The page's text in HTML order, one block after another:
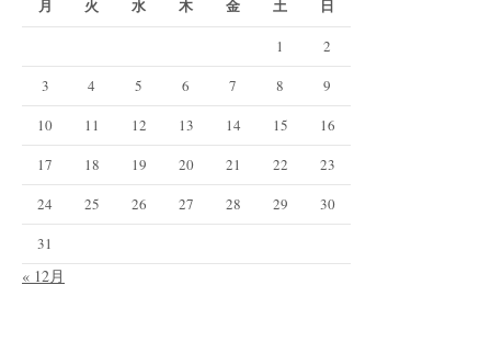
月 火 水 木 金 土 日
1
2
3
4 5 6 7 8
9
10
11 12 13 14 15
16
17
18 19 20 21 22
23
24
25 26 27 28 29
30
31
« 12月